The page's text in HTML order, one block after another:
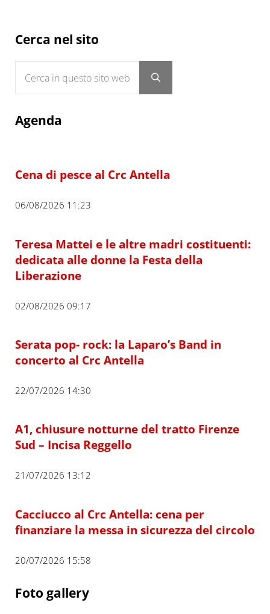
Sidebar
Cerca nel sito
Submit search
Agenda
Cena di pesce al Crc Antella
06/08/2026 11:23
Teresa Mattei e le altre madri costituenti:
dedicata alle donne la Festa della
Liberazione
02/08/2026 09:17
Serata pop- rock: la Laparo’s Band in
concerto al Crc Antella
22/07/2026 14:30
A1, chiusure notturne del tratto Firenze
Sud – Incisa Reggello
21/07/2026 13:12
Cacciucco al Crc Antella: cena per
finanziare la messa in sicurezza del circolo
20/07/2026 15:58
Foto gallery